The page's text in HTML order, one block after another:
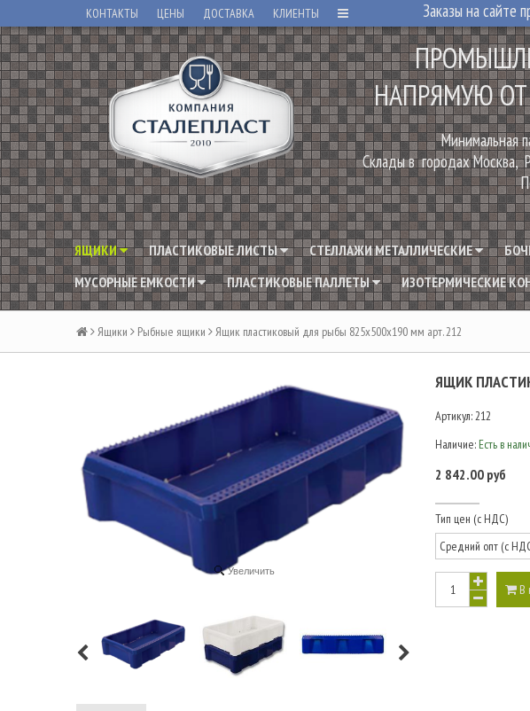
КОНТАКТЫ ЦЕНЫ ДОСТАВКА КЛИЕНТЫ Заказы на сайте
НАПРЯМУЮ
Минимальная
Склады в городах Москва,
ЯЩИКИ ПЛАСТИКОВЫЕ ЛИСТЫ СТЕЛЛАЖИ МЕТАЛЛИЧЕСКИЕ
МУСОРНЫЕ ЕМКОСТИ
ПЛАСТИКОВЫЕ ПАЛЛЕТЫ ИЗОТЕРМИЧЕСКИЕ
Ящики Рыбные ящики Ящик пластиковый для рыбы 825х500х190 мм арт. 212
Увеличить
ЯЩИК
Артикул:212
Наличие: Есть в
2 842.00 руб
Тип цен (с НДС)
В